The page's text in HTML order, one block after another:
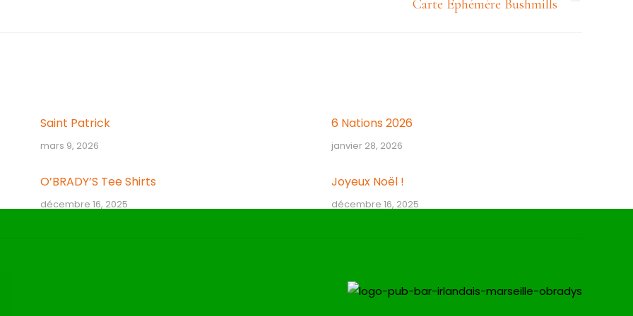
Carte Ephémère Bushmills
Saint Patrick
mars 9, 2026
6 Nations 2026
janvier 28, 2026
O’BRADY’S Tee Shirts
décembre 16, 2025
Joyeux Noël !
décembre 16, 2025